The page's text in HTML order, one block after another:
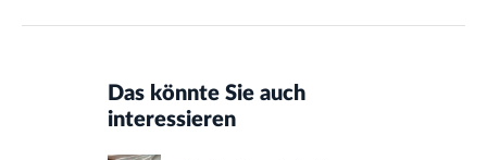
Das könnte Sie auch
interessieren